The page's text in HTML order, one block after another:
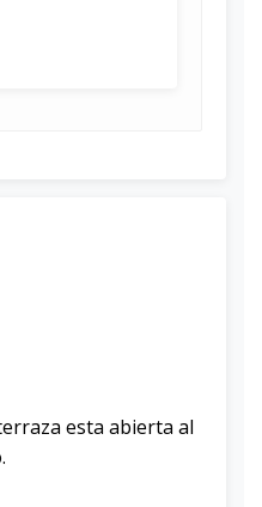
esta abierta al